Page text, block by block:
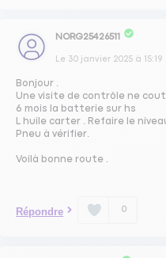
NORG25426511
Le 30 janvier 2025 à 15:19
Bonjour .
Une visite de contrôle ne
6 mois la batterie sur hs
L huile carter . Refaire le
Pneu à vérifier.
Voilà bonne route .
Répondre 0